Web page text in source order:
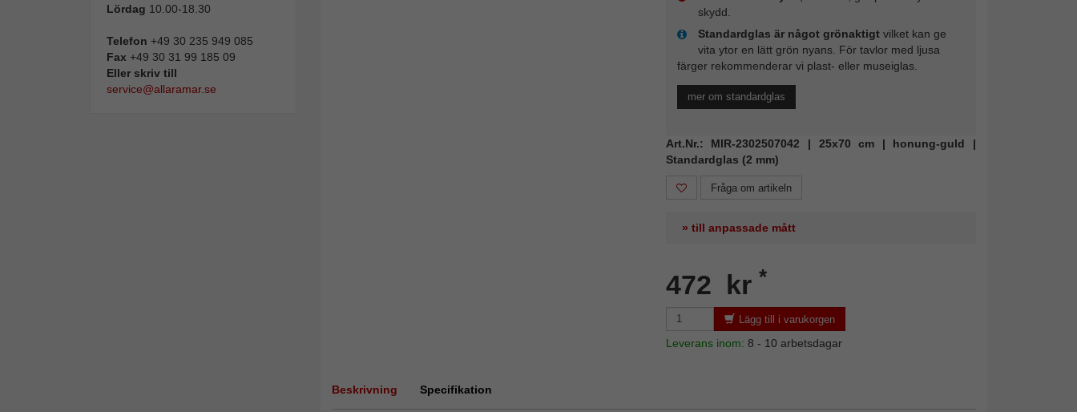
Lördag 10.00-18.30
Telefon +49 30 235 949 085
Fax +49 30 31 99 185 09
Eller skriv till
service@allaramar.se
skydd.
Standardglas är något grönaktigtvilket kan ge
vita ytor en lätt grön nyans. För tavlor med ljusa
färger rekommenderar vi plast- eller museiglas.
mer om standardglas
Art.Nr.: MIR-2302507042 | 25x70 cm | honung-guld |
Standardglas (2 mm)
Fråga om artikeln
» till anpassade mått
472 kr *
Lägg till i varukorgen
Leverans inom: 8 - 10 arbetsdagar
Beskrivning Specifikation